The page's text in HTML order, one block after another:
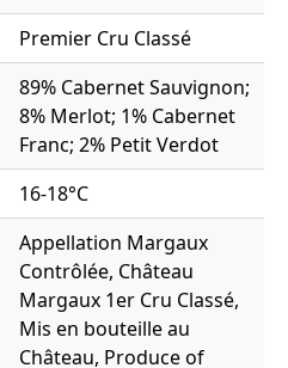
Premier Cru Classé
89% Cabernet Sauvignon;
8% Merlot; 1% Cabernet
Franc; 2% Petit Verdot
16-18°C
Appellation Margaux
Contrôlée, Château
Margaux 1er Cru Classé,
Mis en bouteille au
Château, Produce of